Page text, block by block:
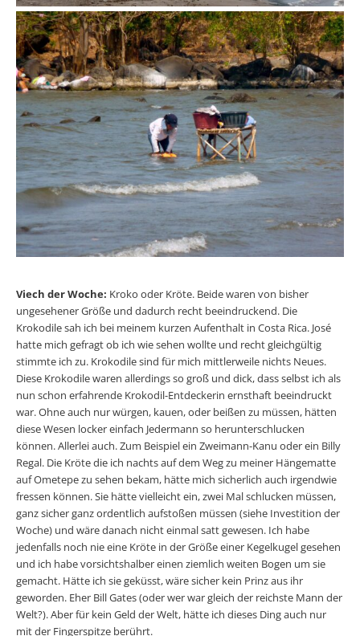
Viech der Woche: Kroko oder Kröte. Beide waren von bisher
ungesehener Größe und dadurch recht beeindruckend. Die
Krokodile sah ich bei meinem kurzen Aufenthalt in Costa Rica. José
hatte mich gefragt ob ich wie sehen wollte und recht gleichgültig
stimmte ich zu. Krokodile sind für mich mittlerweile nichts Neues.
Diese Krokodile waren allerdings so groß und dick, dass selbst ich als
nun schon erfahrende Krokodil-Entdeckerin ernsthaft beeindruckt
war. Ohne auch nur würgen, kauen, oder beißen zu müssen, hätten
diese Wesen locker einfach Jedermann so herunterschlucken
können. Allerlei auch. Zum Beispiel ein Zweimann-Kanu oder ein Billy
Regal. Die Kröte die ich nachts auf dem Weg zu meiner Hängematte
auf Ometepe zu sehen bekam, hätte mich sicherlich auch irgendwie
fressen können. Sie hätte vielleicht ein, zwei Mal schlucken müssen,
ganz sicher ganz ordentlich aufstoßen müssen (siehe Investition der
Woche) und wäre danach nicht einmal satt gewesen. Ich habe
jedenfalls noch nie eine Kröte in der Größe einer Kegelkugel gesehen
und ich habe vorsichtshalber einen ziemlich weiten Bogen um sie
gemacht. Hätte ich sie geküsst, wäre sicher kein Prinz aus ihr
geworden. Eher Bill Gates (oder wer war gleich der reichste Mann der
Welt?). Aber für kein Geld der Welt, hätte ich dieses Ding auch nur
mit der Fingerspitze berührt.